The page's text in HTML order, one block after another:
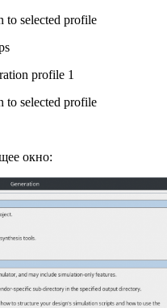
selected profile
profile 1
selected profile
окно: